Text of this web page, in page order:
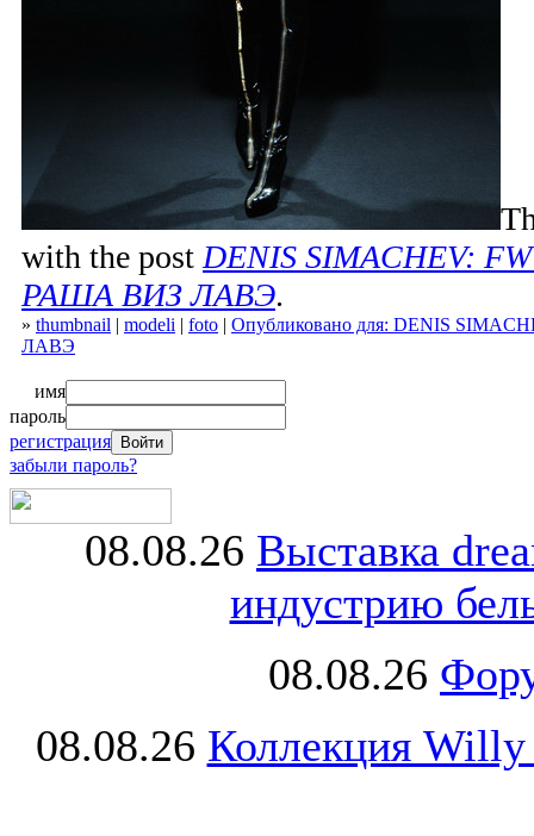
with the postDENIS SIMACHEV:
РАША ВИЗ ЛАВЭ.
» thumbnail | modeli | foto | Опубликовано для: DENIS
ЛАВЭ
имя
пароль
регистрация
забыли пароль?
08.08.26 Выставка
индустрию
08.08.26
08.08.26 Коллекция Willy